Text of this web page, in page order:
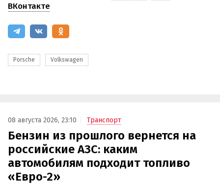
ВКонтакте
Porsche Volkswagen
08 августа 2026, 23:10 Транспорт
Бензин из прошлого вернется на
российские АЗС: каким
автомобилям подходит топливо
«Евро-2»